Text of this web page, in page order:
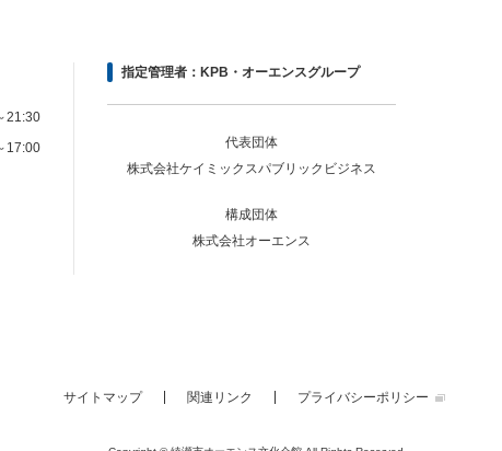
21:30
17:00
指定管理者：KPB・オーエンスグループ
代表団体
株式会社ケイミックスパブリックビジネス
構成団体
株式会社オーエンス
サイトマップ 関連リンク プライバシーポリシー